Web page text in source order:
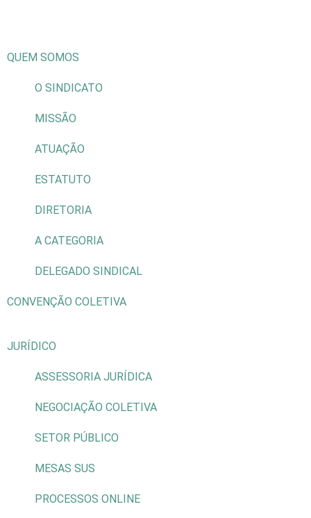
QUEM SOMOS
O SINDICATO
MISSÃO
ATUAÇÃO
ESTATUTO
DIRETORIA
A CATEGORIA
DELEGADO SINDICAL
CONVENÇÃO COLETIVA
JURÍDICO
ASSESSORIA JURÍDICA
NEGOCIAÇÃO COLETIVA
SETOR PÚBLICO
MESAS SUS
PROCESSOS ONLINE